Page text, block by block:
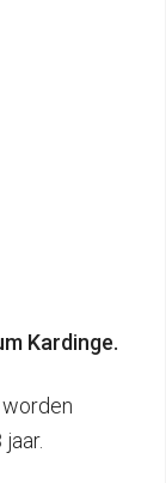
Kardinge.